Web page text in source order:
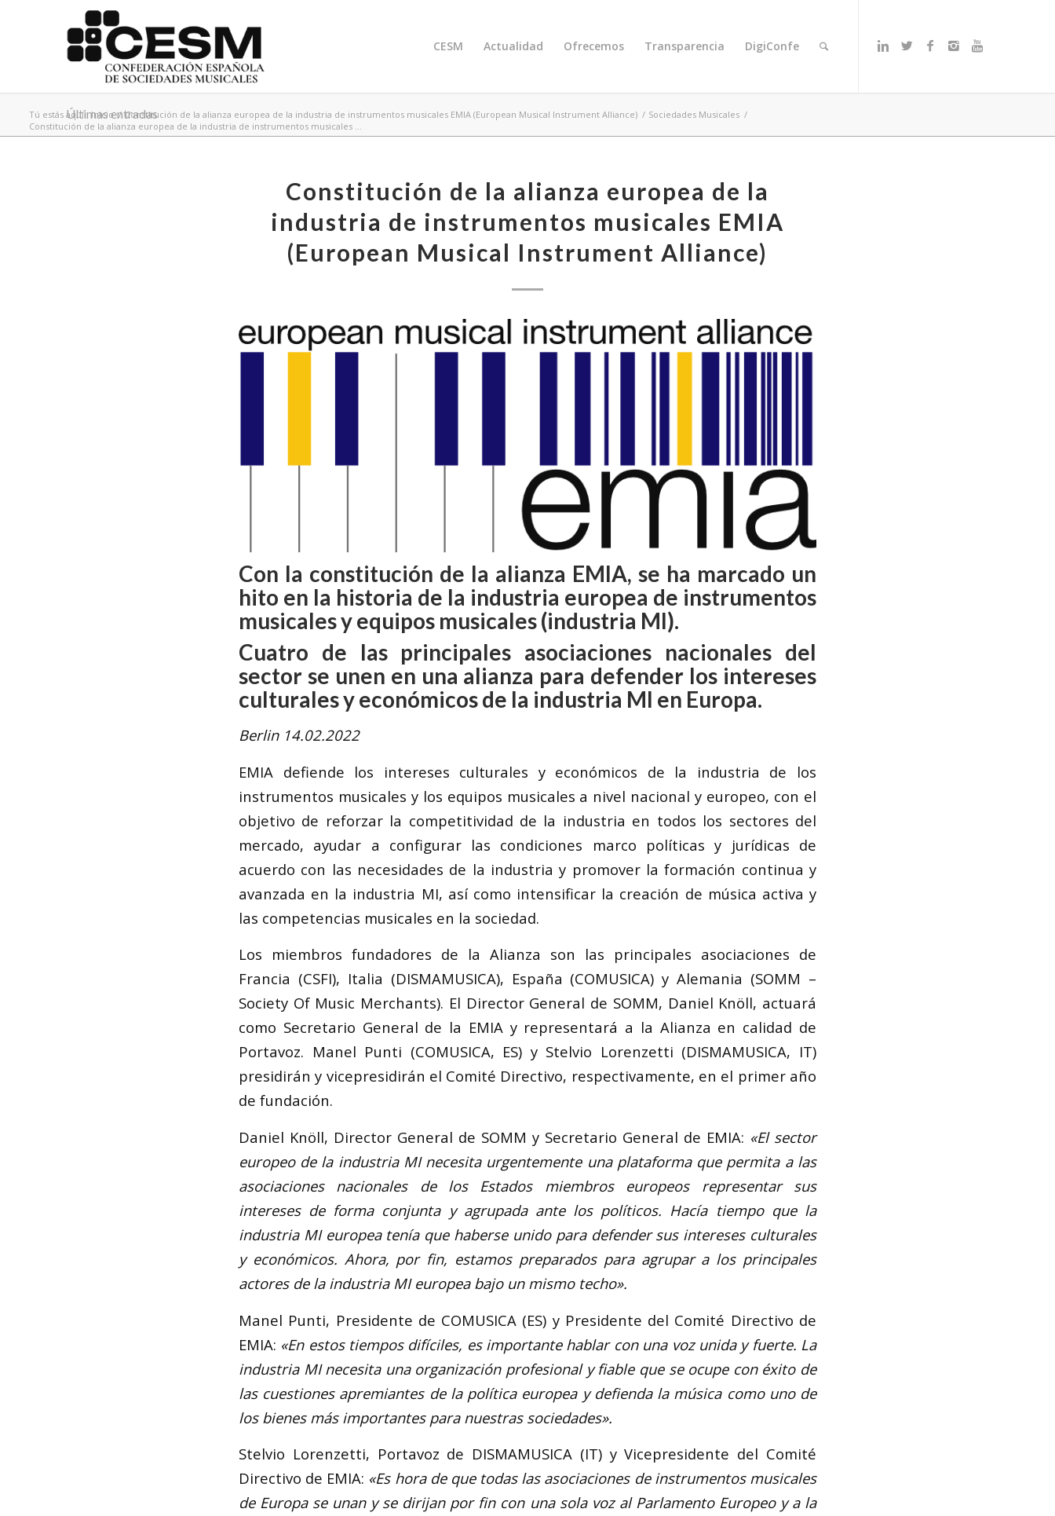
CESM Actualidad Ofrecemos Transparencia DigiConfe
Últimas entradas
Tú estás aquí: Inicio / Constitución de la alianza europea de la industria de instrumentos musicales EMIA (European Musical Instrument Alliance) / Sociedades Musicales /
Constitución de la alianza europea de la industria de instrumentos musicales ...
Constitución de la alianza europea de la
industria de instrumentos musicales EMIA
(European Musical Instrument Alliance)
Con la constitución de la alianza EMIA, se ha marcado un
hito en la historia de la industria europea de instrumentos
musicales y equipos musicales (industria MI).
Cuatro de las principales asociaciones nacionales del
sector se unen en una alianza para defender los intereses
culturales y económicos de la industria MI en Europa.
Berlin 14.02.2022
EMIA defiende los intereses culturales y económicos de la industria de los
instrumentos musicales y los equipos musicales a nivel nacional y europeo, con el
objetivo de reforzar la competitividad de la industria en todos los sectores del
mercado, ayudar a configurar las condiciones marco políticas y jurídicas de
acuerdo con las necesidades de la industria y promover la formación continua y
avanzada en la industria MI, así como intensificar la creación de música activa y
las competencias musicales en la sociedad.
Los miembros fundadores de la Alianza son las principales asociaciones de
Francia (CSFI), Italia (DISMAMUSICA), España (COMUSICA) y Alemania (SOMM –
Society Of Music Merchants). El Director General de SOMM, Daniel Knöll, actuará
como Secretario General de la EMIA y representará a la Alianza en calidad de
Portavoz. Manel Punti (COMUSICA, ES) y Stelvio Lorenzetti (DISMAMUSICA, IT)
presidirán y vicepresidirán el Comité Directivo, respectivamente, en el primer año
de fundación.
Daniel Knöll, Director General de SOMM y Secretario General de EMIA: «El sector
europeo de la industria MI necesita urgentemente una plataforma que permita a las
asociaciones nacionales de los Estados miembros europeos representar sus
intereses de forma conjunta y agrupada ante los políticos. Hacía tiempo que la
industria MI europea tenía que haberse unido para defender sus intereses culturales
y económicos. Ahora, por fin, estamos preparados para agrupar a los principales
actores de la industria MI europea bajo un mismo techo».
Manel Punti, Presidente de COMUSICA (ES) y Presidente del Comité Directivo de
EMIA: «En estos tiempos difíciles, es importante hablar con una voz unida y fuerte. La
industria MI necesita una organización profesional y fiable que se ocupe con éxito de
las cuestiones apremiantes de la política europea y defienda la música como uno de
los bienes más importantes para nuestras sociedades».
Stelvio Lorenzetti, Portavoz de DISMAMUSICA (IT) y Vicepresidente del Comité
Directivo de EMIA: «Es hora de que todas las asociaciones de instrumentos musicales
de Europa se unan y se dirijan por fin con una sola voz al Parlamento Europeo y a la